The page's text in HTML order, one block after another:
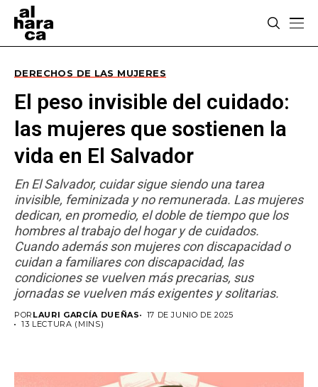
DERECHOS DE LAS MUJERES
El peso invisible del cuidado:
las mujeres que sostienen la
vida en El Salvador
En El Salvador, cuidar sigue siendo una tarea
invisible, feminizada y no remunerada. Las mujeres
dedican, en promedio, el doble de tiempo que los
hombres al trabajo del hogar y de cuidados.
Cuando además son mujeres con discapacidad o
cuidan a familiares con discapacidad, las
condiciones se vuelven más precarias, sus
jornadas se vuelven más exigentes y solitarias.
POR LAURI GARCÍA DUEÑAS
17 DE JUNIO DE 2025
13 LECTURA (MINS)